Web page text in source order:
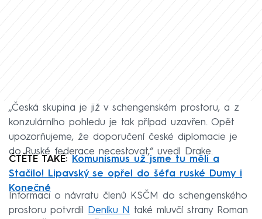
„Česká skupina je již v schengenském prostoru, a z
konzulárního pohledu je tak případ uzavřen. Opět
upozorňujeme, že doporučení české diplomacie je
do Ruské federace necestovat,“ uvedl Drake.
ČTĚTE TAKÉ:
Komunismus už jsme tu měli a
Stačilo! Lipavský se opřel do šéfa ruské Dumy i
Konečné
Informaci o návratu členů KSČM do schengenského
prostoru potvrdil
Deníku N
také mluvčí strany Roman